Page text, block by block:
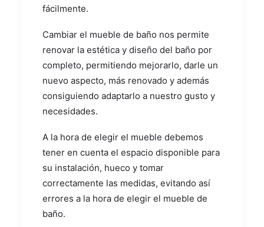
fácilmente.
Cambiar el mueble de baño nos permite
renovar la estética y diseño del baño por
completo, permitiendo mejorarlo, darle un
nuevo aspecto, más renovado y además
consiguiendo adaptarlo a nuestro gusto y
necesidades.
A la hora de elegir el mueble debemos
tener en cuenta el espacio disponible para
su instalación, hueco y tomar
correctamente las medidas, evitando así
errores a la hora de elegir el mueble de
baño.